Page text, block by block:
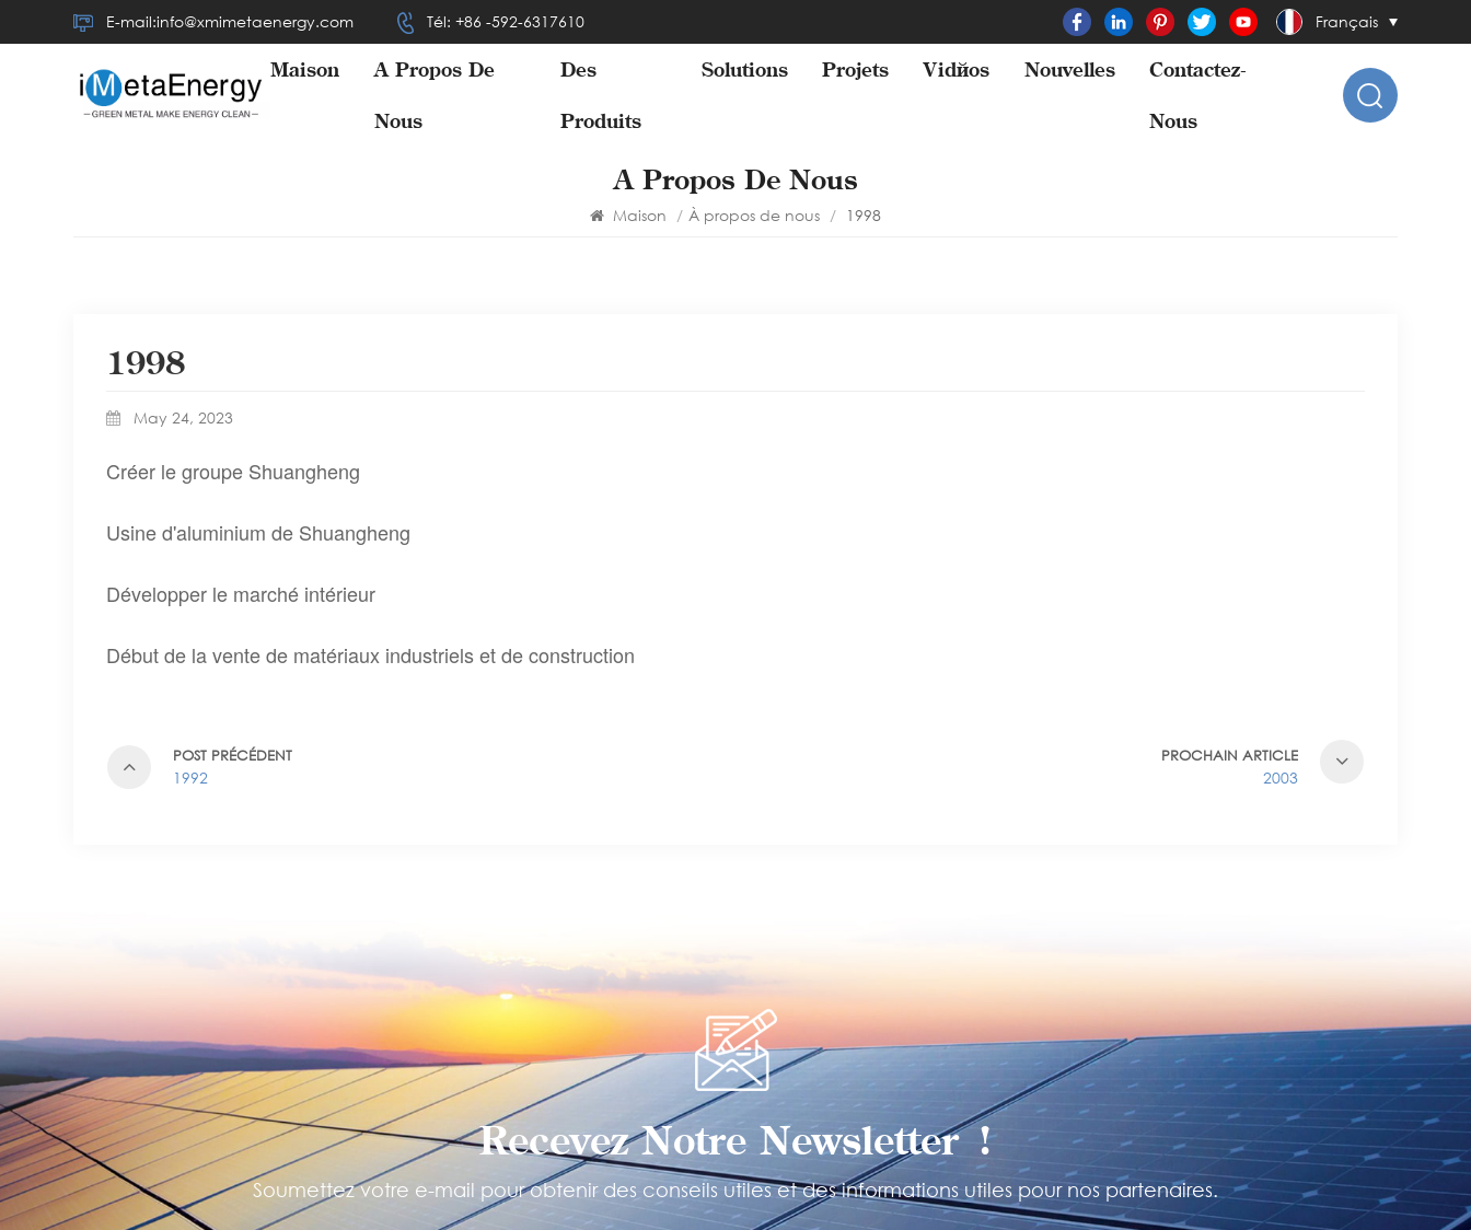
E-mail:info@xmimetaenergy.com Tél: +86 -592-6317610 Français
Maison À Propos De
Nous
Des
Produits
Solutions Projets Vidéos Nouvelles Contactez-
Nous
À Propos De Nous
Maison / À propos de nous / 1998
1998
May 24, 2023
Créer le groupe Shuangheng
Usine d'aluminium de Shuangheng
Développer le marché intérieur
Début de la vente de matériaux industriels et de construction
POST PRÉCÉDENT
1992
PROCHAIN ARTICLE
2003
Recevez Notre Newsletter !
Soumettez votre e-mail pour obtenir des conseils utiles et des informations utiles pour nos partenaires.